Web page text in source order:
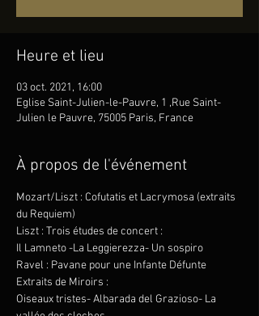
Heure et lieu
03 oct. 2021, 16:00
Eglise Saint-Julien-le-Pauvre, 1 ,Rue Saint-
Julien le Pauvre, 75005 Paris, France
À propos de l'événement
Mozart/Liszt : Cofutatis et Lacrymosa (extraits
du Requiem)
Liszt : Trois études de concert :
Il Lamneto -La Leggierezza- Un sospiro
Ravel : Pavane pour une Infante Défunte
Extraits de Miroirs :
Oiseaux tristes- Albarada del Grazioso- La